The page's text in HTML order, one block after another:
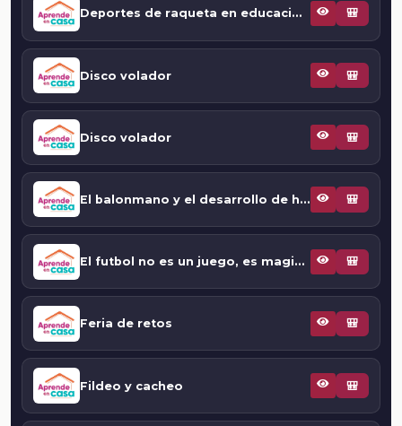
Deportes de raqueta en educación especial 🎒
Disco volador 🎒
Disco volador 🎒
El balonmano y el desarrollo de habilidades 🎒
El futbol no es un juego, es magia: conducción 🎒
Feria de retos 🎒
Fildeo y cacheo 🎒